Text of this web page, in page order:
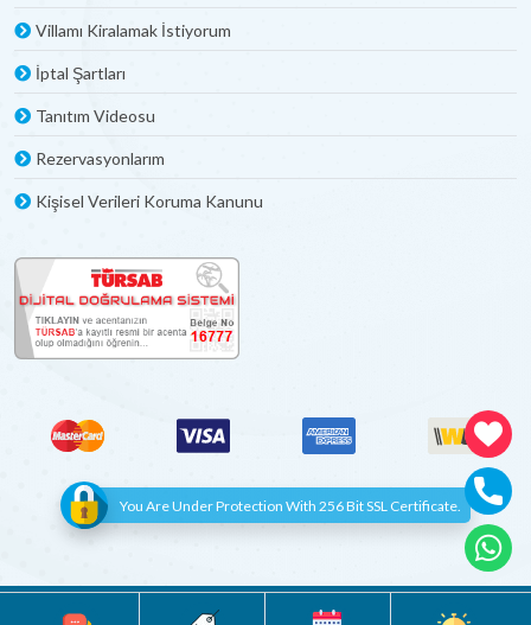
Villamı Kiralamak İstiyorum
İptal Şartları
Tanıtım Videosu
Rezervasyonlarım
Kişisel Verileri Koruma Kanunu
You Are Under Protection With 256 Bit SSL Certificate.
© Copyright 2012 - 2022 | All Rights Reserved